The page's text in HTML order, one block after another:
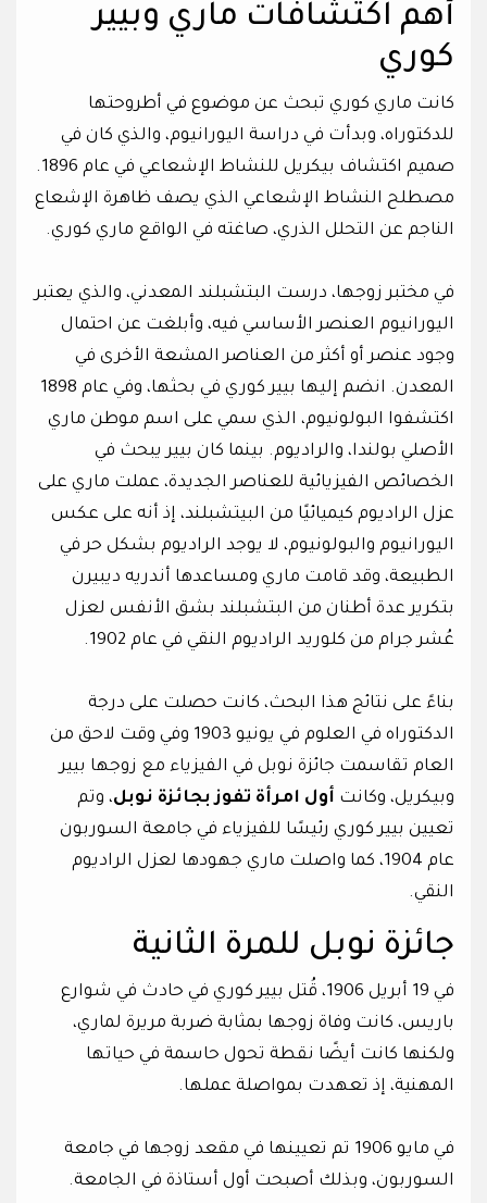
أهم اكتشافات ماري وبيير
كوري
كانت ماري كوري تبحث عن موضوع في أطروحتها
للدكتوراه، وبدأت في دراسة اليورانيوم، والذي كان في
صميم اكتشاف بيكريل للنشاط الإشعاعي في عام 1896.
مصطلح النشاط الإشعاعي الذي يصف ظاهرة الإشعاع
الناجم عن التحلل الذري، صاغته في الواقع ماري كوري.
في مختبر زوجها، درست البتشبلند المعدني، والذي يعتبر
اليورانيوم العنصر الأساسي فيه، وأبلغت عن احتمال
وجود عنصر أو أكثر من العناصر المشعة الأخرى في
المعدن. انضم إليها بيير كوري في بحثها، وفي عام 1898
اكتشفوا البولونيوم، الذي سمي على اسم موطن ماري
الأصلي بولندا، والراديوم. بينما كان بيير يبحث في
الخصائص الفيزيائية للعناصر الجديدة، عملت ماري على
عزل الراديوم كيميائيًا من البيتشبلند، إذ أنه على عكس
اليورانيوم والبولونيوم، لا يوجد الراديوم بشكل حر في
الطبيعة، وقد قامت ماري ومساعدها أندريه ديبيرن
بتكرير عدة أطنان من البتشبلند بشق الأنفس لعزل
عُشر جرام من كلوريد الراديوم النقي في عام 1902.
بناءً على نتائج هذا البحث، كانت حصلت على درجة
الدكتوراه في العلوم في يونيو 1903 وفي وقت لاحق من
العام تقاسمت جائزة نوبل في الفيزياء مع زوجها بيير
وبيكريل، وكانت أول امرأة تفوز بجائزة نوبل، وتم
تعيين بيير كوري رئيسًا للفيزياء في جامعة السوربون
عام 1904، كما واصلت ماري جهودها لعزل الراديوم
النقي.
جائزة نوبل للمرة الثانية
في 19 أبريل 1906، قُتل بيير كوري في حادث في شوارع
باريس، كانت وفاة زوجها بمثابة ضربة مريرة لماري،
ولكنها كانت أيضًا نقطة تحول حاسمة في حياتها
المهنية، إذ تعهدت بمواصلة عملها.
في مايو 1906 تم تعيينها في مقعد زوجها في جامعة
السوربون، وبذلك أصبحت أول أستاذة في الجامعة.